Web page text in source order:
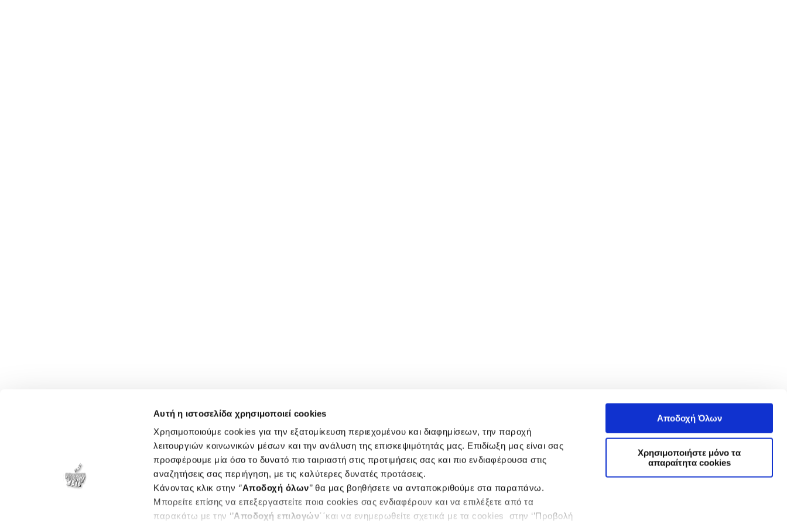
Αυτή η ιστοσελίδα χρησιμοποιεί cookies
Χρησιμοποιούμε cookies για την εξατομίκευση περιεχομένου και διαφημίσεων, την παροχή
λειτουργιών κοινωνικών μέσων και την ανάλυση της επισκεψιμότητάς μας. Επιδίωξη μας είναι σας
προσφέρουμε μία όσο το δυνατό πιο ταιριαστή στις προτιμήσεις σας και πιο ενδιαφέρουσα στις
αναζητήσεις σας περιήγηση, με τις καλύτερες δυνατές προτάσεις.
Κάνοντας κλικ στην ‘’Αποδοχή όλων’’ θα μας βοηθήσετε να ανταποκριθούμε στα παραπάνω.
Μπορείτε επίσης να επεξεργαστείτε ποια cookies σας ενδιαφέρουν και να επιλέξετε από τα
παρακάτω με την ‘’Αποδοχή επιλογών΄΄και να ενημερωθείτε σχετικά με τα cookies στην ‘’Προβολή
Αποδοχή Όλων
Χρησιμοποιήστε μόνο τα
απαραίτητα cookies